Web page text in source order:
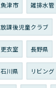
魚津市 雑排水管
放課後児童クラブ
更衣室 長野県
石川県 リビング